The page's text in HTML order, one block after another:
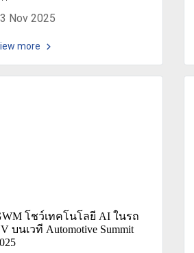
Nov 2025
more
โชว์เทคโนโลยี AI ในรถ
บนเวที Automotive Summit